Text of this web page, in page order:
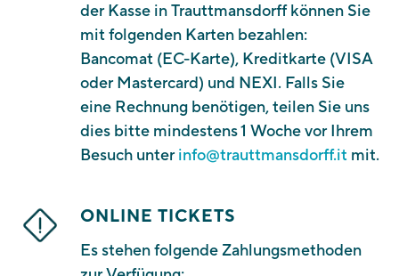
der Kasse in Trauttmansdorff können Sie
mit folgenden Karten bezahlen:
Bancomat (EC-Karte), Kreditkarte (VISA
oder Mastercard) und NEXI. Falls Sie
eine Rechnung benötigen, teilen Sie uns
dies bitte mindestens 1 Woche vor Ihrem
Besuch unterinfo@trauttmansdorff.it mit.
ONLINE TICKETS
Es stehen folgende Zahlungsmethoden